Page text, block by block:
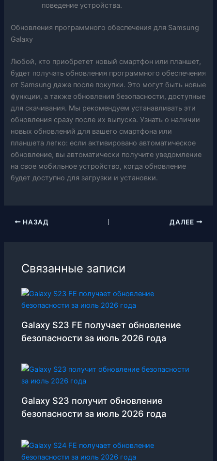
поведение устройства.
Обновления программного обеспечения для Samsung
Galaxy
Любой, кто приобретет новый смартфон или планшет,
будет получать обновления программного обеспечения
от Samsung даже после покупки. Это могут быть новые
функции, а также обновления безопасности, доступные
для скачивания. Мы рекомендуем устанавливать эти
обновления сразу после их выпуска. Узнать о наличии
новых обновлений для вашего смартфона или
планшета легко: если активировано автоматическое
обновление, вы автоматически получите уведомление
на свое мобильное устройство, когда обновление
будет доступно для загрузки и установки.
НАЗАД ДАЛЕЕ
Связанные записи
Galaxy S23 FE получает обновление
безопасности за июль 2026 года
Galaxy S23 получит обновление
безопасности за июль 2026 года